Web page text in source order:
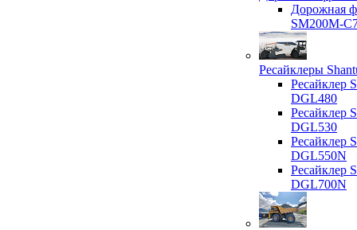
Дорожная
SM200M-
Ресайклеры
Ресайклер
DGL480
Ресайклер
DGL530
Ресайклер
DGL550N
Ресайклер
DGL700N